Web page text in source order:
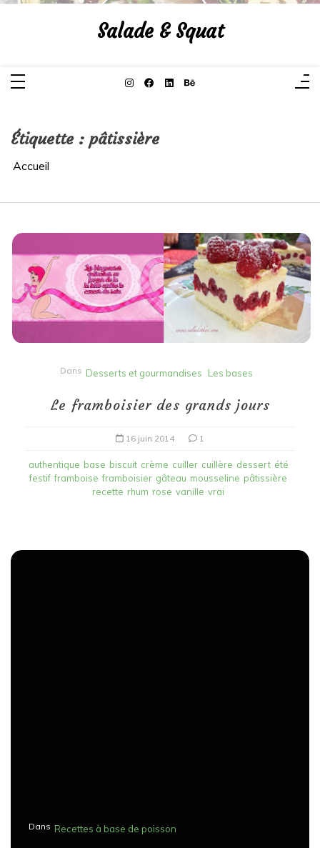
Aller
Salade & Squat
Étiquette : pâtissière
Accueil
Dans Desserts et gourmandises Les bases
Le framboisier des grands jours
16 juin 2014 1
authentique base biscuit crème cuiller cuillère dessert été
festif framboise framboisier gâteau mousseline pâtissière
recette rhum rose vanille vrai
Dans Recettes à base de poisson